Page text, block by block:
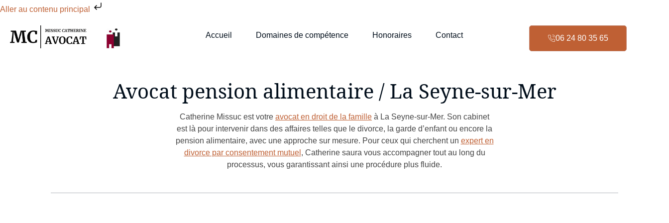
Aller au contenu principal
Accueil Domaines de compétence Honoraires Contact 06 24 80 35 65
Avocat pension alimentaire / La Seyne-sur-Mer
Catherine Missuc est votre avocat en droit de la famille à La Seyne-sur-Mer. Son cabinet
est là pour intervenir dans des affaires telles que le divorce, la garde d’enfant ou encore la
pension alimentaire, avec une approche sur mesure. Pour ceux qui cherchent un expert en
divorce par consentement mutuel , Catherine saura vous accompagner tout au long du
processus, vous garantissant ainsi une procédure plus fluide.